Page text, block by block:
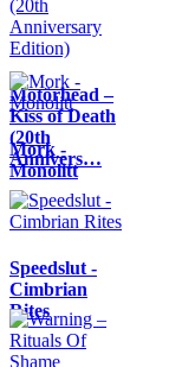
Motörhead –
Kiss of Death
(20th
Annivers…
Mork -
Monolitt
Speedslut -
Cimbrian
Rites